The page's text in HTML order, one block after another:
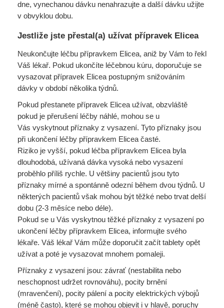
dne, vynechanou dávku nenahrazujte a další dávku užijte
v obvyklou dobu.
Jestliže jste přestal(a) užívat přípravek Elicea
Neukončujte léčbu přípravkem Elicea, aniž by Vám to řekl
Váš lékař. Pokud ukončíte léčebnou kúru, doporučuje se
vysazovat přípravek Elicea postupným snižováním
dávky v období několika týdnů.
Pokud přestanete přípravek Elicea užívat, obzvláště
pokud je přerušení léčby náhlé, mohou se u
Vás vyskytnout příznaky z vysazení. Tyto příznaky jsou
při ukončení léčby přípravkem Elicea časté.
Riziko je vyšší, pokud léčba přípravkem Elicea byla
dlouhodobá, užívaná dávka vysoká nebo vysazení
proběhlo příliš rychle. U většiny pacientů jsou tyto
příznaky mírné a spontánně odezní během dvou týdnů. U
některých pacientů však mohou být těžké nebo trvat delší
dobu (2-3 měsíce nebo déle).
Pokud se u Vás vyskytnou těžké příznaky z vysazení po
ukončení léčby přípravkem Elicea, informujte svého
lékaře. Váš lékař Vám může doporučit začít tablety opět
užívat a poté je vysazovat mnohem pomaleji.
Příznaky z vysazení jsou: závrať (nestabilita nebo
neschopnost udržet rovnováhu), pocity brnění
(mravenčení), pocity pálení a pocity elektrických výbojů
(méně často), které se mohou objevit i v hlavě, poruchy